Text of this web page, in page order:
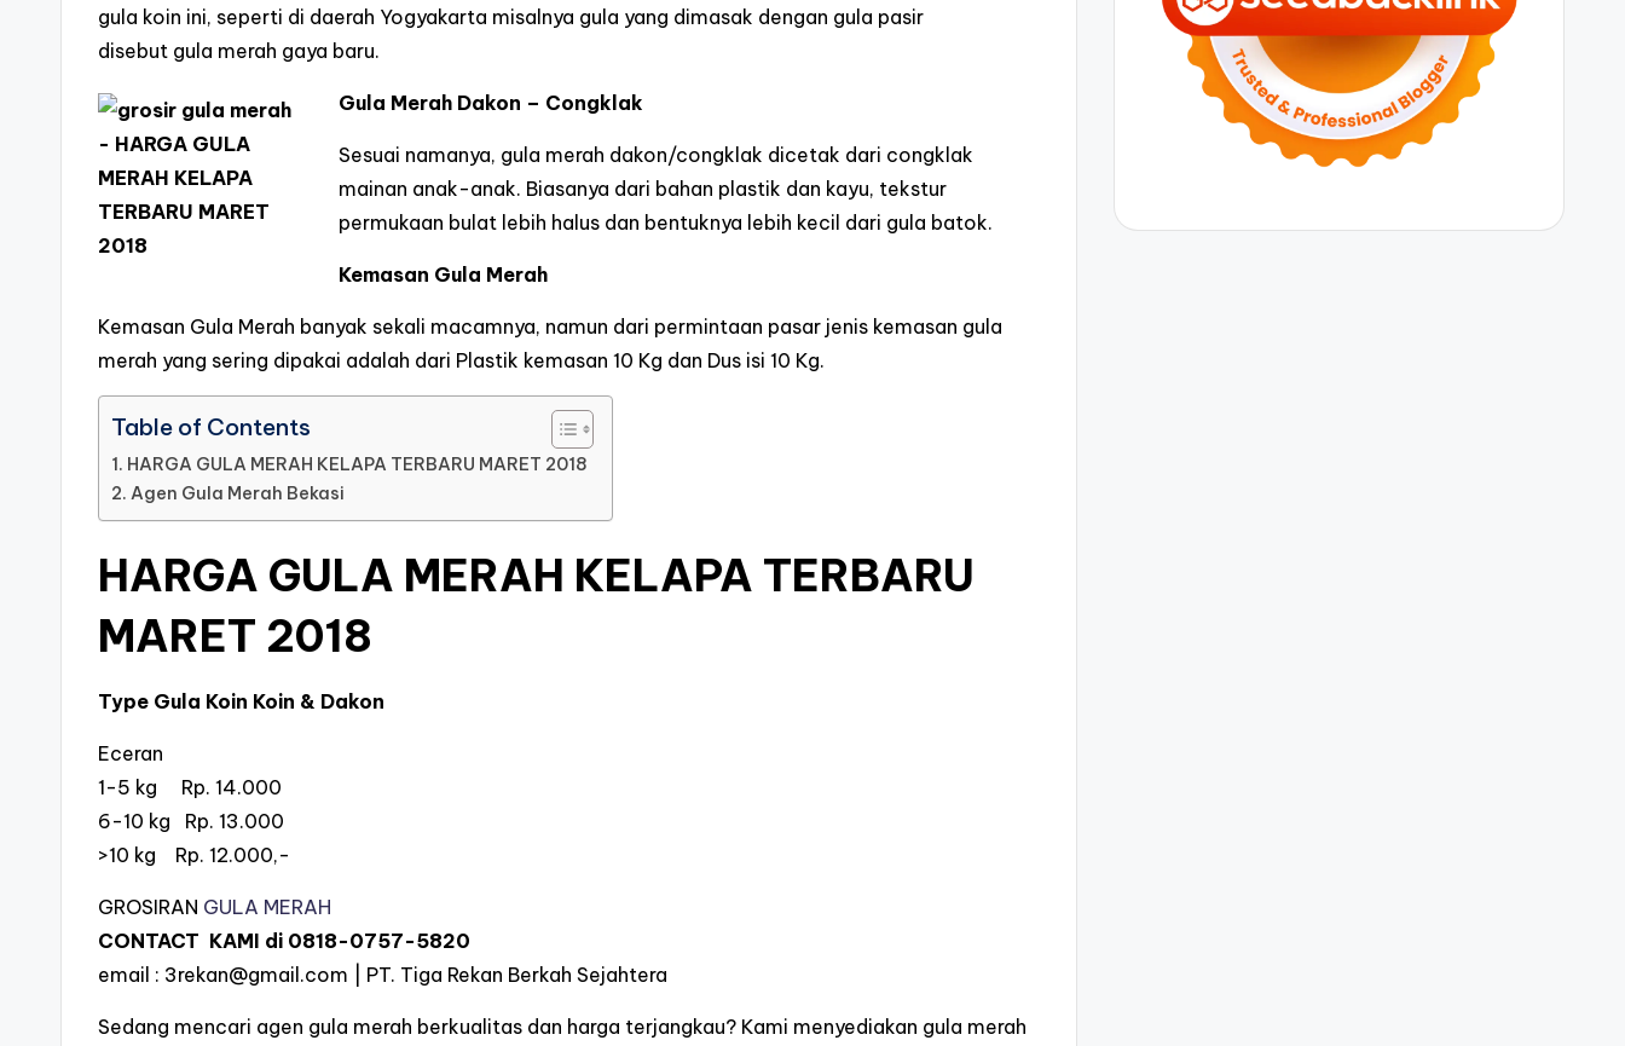
gula koin ini, seperti di daerah Yogyakarta misalnya gula yang dimasak dengan gula pasir
disebut gula merah gaya baru.
Gula Merah Dakon – Congklak
Sesuai namanya, gula merah dakon/congklak dicetak dari congklak
mainan anak-anak. Biasanya dari bahan plastik dan kayu, tekstur
permukaan bulat lebih halus dan bentuknya lebih kecil dari gula batok.
Kemasan Gula Merah
Kemasan Gula Merah banyak sekali macamnya, namun dari permintaan pasar jenis kemasan gula
merah yang sering dipakai adalah dari Plastik kemasan 10 Kg dan Dus isi 10 Kg.
Table of Contents
HARGA GULA MERAH KELAPA TERBARU MARET 2018
Agen Gula Merah Bekasi
HARGA GULA MERAH KELAPA TERBARU
MARET 2018
Type Gula Koin Koin & Dakon
Eceran
1-5 kg Rp. 14.000
6-10 kg Rp. 13.000
>10 kg Rp. 12.000,-
GROSIRAN GULA MERAH
CONTACT KAMI di 0818-0757-5820
email : 3rekan@gmail.com | PT. Tiga Rekan Berkah Sejahtera
Sedang mencari agen gula merah berkualitas dan harga terjangkau? Kami menyediakan gula merah